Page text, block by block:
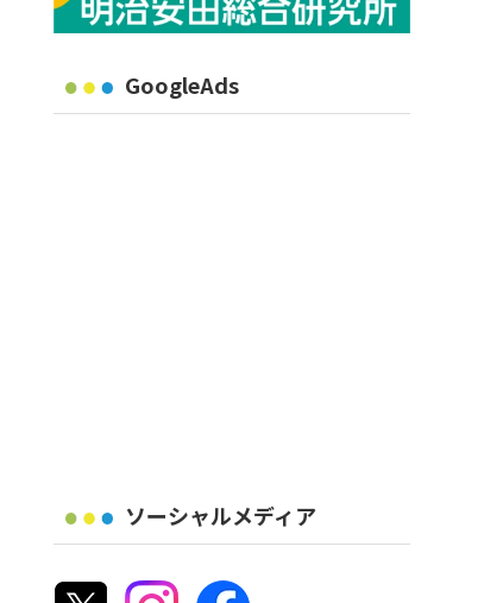
GoogleAds
ソーシャルメディア